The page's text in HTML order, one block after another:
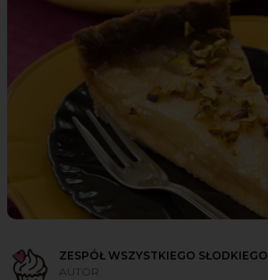
ZESPÓŁ WSZYSTKIEGO SŁODKIEGO
AUTOR